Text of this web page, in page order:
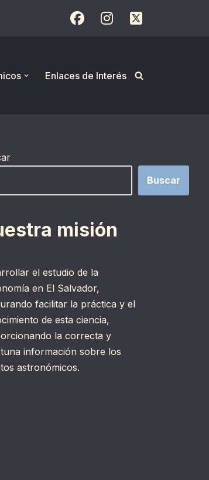
Enlaces de Interés
Buscar
misión
el estudio de la
en El Salvador,
facilitar la práctica y el
de esta ciencia,
la correcta y
información sobre los
astronómicos.